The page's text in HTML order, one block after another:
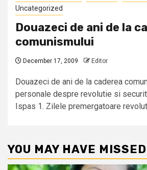
Uncategorized
Douazeci de ani de la
comunismului
December 17, 2009 Editor
Douazeci de ani de la caderea
personale despre revolutie si
Ispas 1. Zilele premergatoare
YOU MAY HAVE MISSED